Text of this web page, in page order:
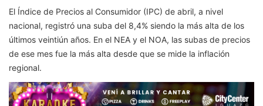
El Índice de Precios al Consumidor (IPC) de abril, a nivel
nacional, registró una suba del 8,4% siendo la más alta de los
últimos veintiún años. En el NEA y el NOA, las subas de precios
de ese mes fue la más alta desde que se mide la inflación
regional.